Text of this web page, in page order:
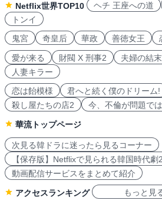
Netflix世界TOP10
ヘチ 王座への道
トンイ
鬼宮
奇皇后 華政 善徳女王
愛が来る 財閥 X 刑事2 夫婦の結末
人妻キラー
恋は飴模様
君へと続く僕のドリーム!
殺し屋たちの店2
今、不倫が問題で
華流トップページ
次見る韓ドラに迷ったら見るコーナー
【保存版】Netflixで見られる韓国時代劇
動画配信サービスをまとめて紹介
アクセスランキング もっと見